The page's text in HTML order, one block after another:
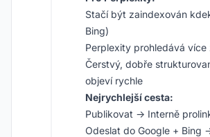
Stačí být zaindexován
Bing)
Perplexity prohledává více
Čerstvý, dobře
objeví rychle
Nejrychlejší cesta:
Publikovat -> Interně
Odeslat do Google + Bing